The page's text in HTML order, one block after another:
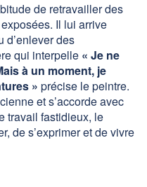
de retravailler des
Il lui arrive
d’enlever des
qui interpelle « Je ne
à un moment, je
» précise le peintre.
et s’accorde avec
travail fastidieux, le
de s’exprimer et de vivre